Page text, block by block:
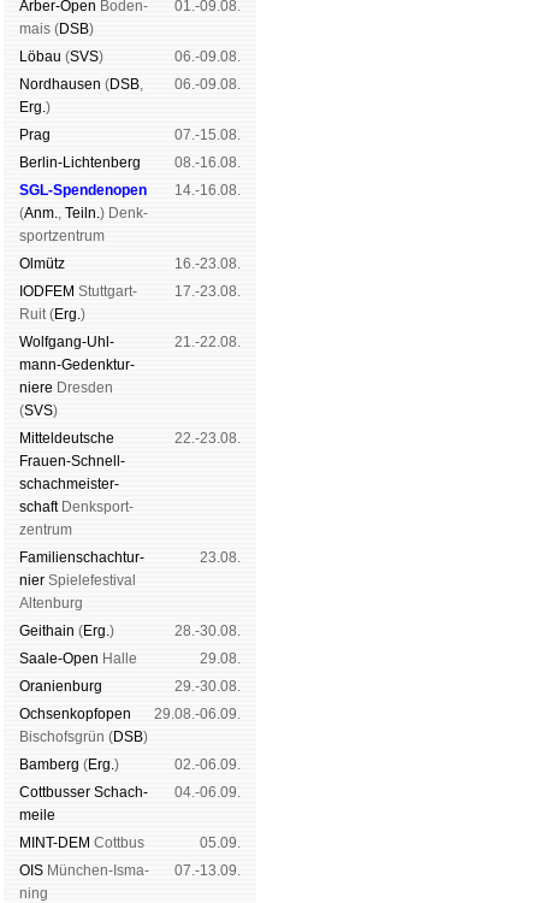
Arber-Open Boden­
mais (DSB)
01.-09.08.
Lö­bau (SVS)
06.-09.08.
Nord­hau­sen (DSB,
Erg.)
06.-09.08.
Prag
07.-15.08.
Berlin-Lich­ten­berg
08.-16.08.
SGL-Spenden­open
(Anm., Teiln.) Denk­
sport­zen­trum
14.-16.08.
Ol­mütz
16.-23.08.
IODFEM Stutt­gart-
Ruit (Erg.)
17.-23.08.
Wolf­gang-Uhl­
mann-Ge­denk­tur­
niere Dres­den
(SVS)
21.-22.08.
Mit­tel­deu­tsche
Frauen-Schnell­
schach­meis­ter­
schaftDenk­sport­
zen­trum
22.-23.08.
Familien­schach­tur­
nier Spiele­fes­ti­val
Al­ten­burg
23.08.
Geit­hain (Erg.)
28.-30.08.
Saale-Open Halle
29.08.
Oranien­burg
29.-30.08.
Och­sen­kopf­open
Bischofs­grün (DSB)
29.08.-06.09.
Bam­berg (Erg.)
02.-06.09.
Cott­busser Schach­
meile
04.-06.09.
MINT-DEM Cott­bus
05.09.
OIS Mün­chen-Is­ma­
ning
07.-13.09.